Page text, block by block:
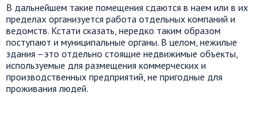
В дальнейшем такие помещения сдаются в наем или в их
пределах организуется работа отдельных компаний и
ведомств. Кстати сказать, нередко таким образом
поступают и муниципальные органы. В целом, нежилые
здания –это отдельно стоящие недвижимые объекты,
используемые для размещения коммерческих и
производственных предприятий, не пригодные для
проживания людей.